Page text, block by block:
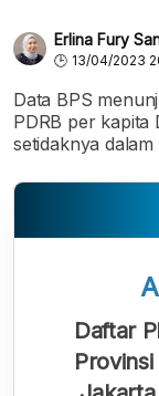
Erlina Fury
13/04/2023
Data BPS
PDRB per kapita
setidaknya
Daftar